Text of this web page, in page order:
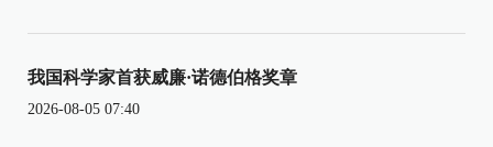
我国科学家首获威廉·诺德伯格奖章
2026-08-05 07:40